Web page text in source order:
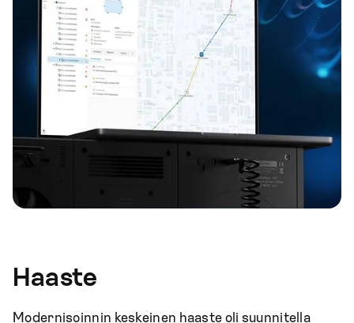
Haaste
Modernisoinnin keskeinen haaste oli suunnitella